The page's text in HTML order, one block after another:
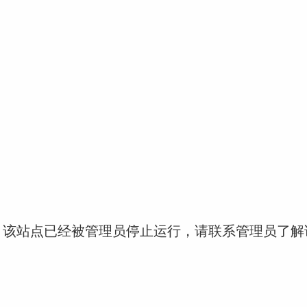
站点已经被管理员停止运行，请联系管理员了